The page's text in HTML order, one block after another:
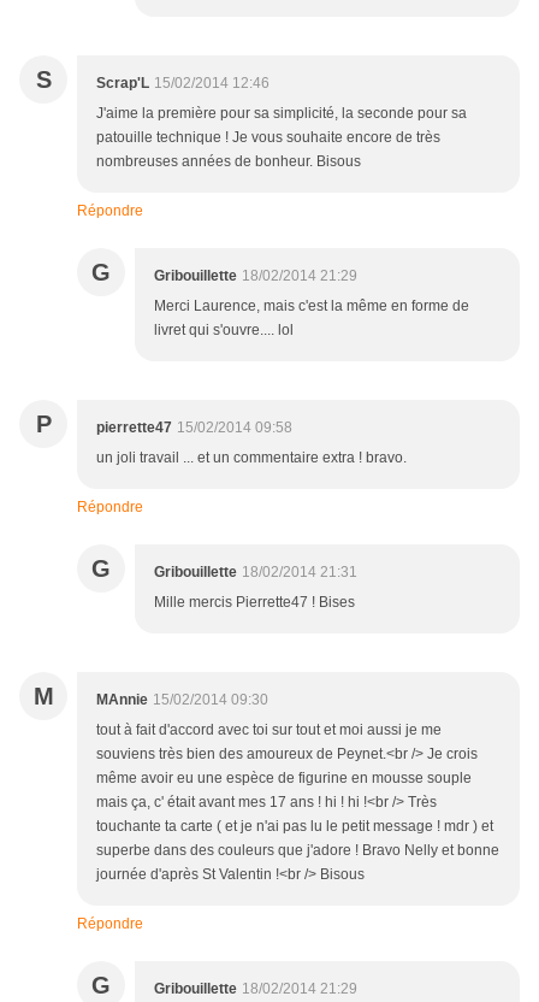
S Scrap'L 15/02/2014 12:46
J'aime la première pour sa simplicité, la seconde pour sa
patouille technique ! Je vous souhaite encore de très
nombreuses années de bonheur. Bisous
Répondre
G Gribouillette 18/02/2014 21:29
Merci Laurence, mais c'est la même en forme de
livret qui s'ouvre.... lol
P pierrette47 15/02/2014 09:58
un joli travail ... et un commentaire extra ! bravo.
Répondre
G Gribouillette 18/02/2014 21:31
Mille mercis Pierrette47 ! Bises
M MAnnie 15/02/2014 09:30
tout à fait d'accord avec toi sur tout et moi aussi je me
souviens très bien des amoureux de Peynet.<br /> Je crois
même avoir eu une espèce de figurine en mousse souple
mais ça, c' était avant mes 17 ans ! hi ! hi !<br /> Très
touchante ta carte ( et je n'ai pas lu le petit message ! mdr ) et
superbe dans des couleurs que j'adore ! Bravo Nelly et bonne
journée d'après St Valentin !<br /> Bisous
Répondre
G Gribouillette 18/02/2014 21:29